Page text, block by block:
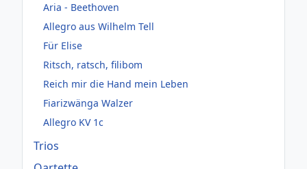
Aria - Beethoven
Allegro aus Wilhelm Tell
Für Elise
Ritsch, ratsch, filibom
Reich mir die Hand mein Leben
Fiarizwänga Walzer
Allegro KV 1c
Trios